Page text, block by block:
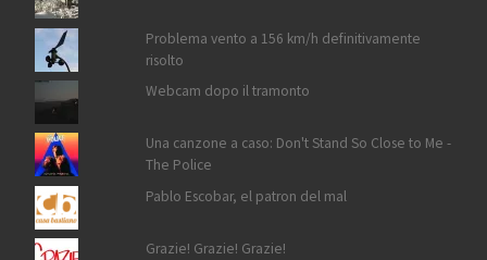
Problema vento a 156 km/h definitivamente
risolto
Webcam dopo il tramonto
Una canzone a caso: Don't Stand So Close to Me -
The Police
Pablo Escobar, el patron del mal
Grazie! Grazie! Grazie!